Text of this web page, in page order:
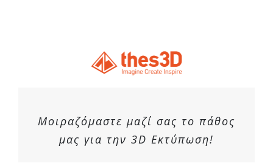
Μοιραζόμαστε μαζί σας το πάθος
μας για την 3D Εκτύπωση!